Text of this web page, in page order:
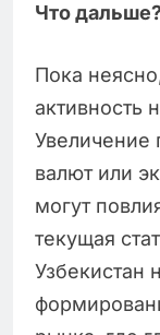
Что
Пока
активность
Увеличение
валют или
могут
текущая
Узбекистан